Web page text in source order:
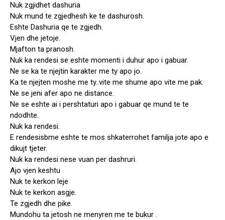
Nuk zgjidhet dashuria
Nuk mund te zgjedhesh ke te dashurosh.
Eshte Dashuria qe te zgjedh.
Vjen dhe jetoje.
Mjafton ta pranosh.
Nuk ka rendesi se eshte momenti i duhur apo i gabuar.
Ne se ka te njejtin karakter me ty apo jo.
Ka te njejten moshe me ty..vite me shume apo vite me pak.
Ne se jeni afer apo ne distance.
Ne se eshte ai i pershtaturi apo i gabuar qe mund te te
ndodhte.
Nuk ka rendesi.
E rendesisbme eshte te mos shkaterrohet familja jote apo e
dikujt tjeter.
Nuk ka rendesi nese vuan per dashruri.
Ajo vjen keshtu
Nuk te kerkon leje
Nuk te kerkon asgje.
Te zgjedh dhe pike.
Mundohu ta jetosh ne menyren me te bukur .